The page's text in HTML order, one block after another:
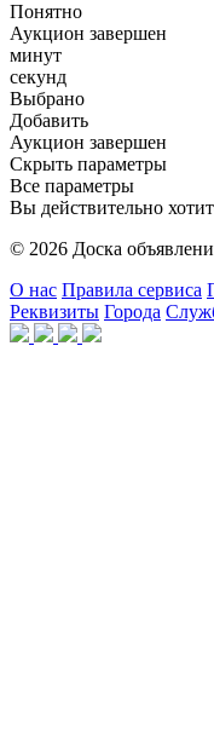
Понятно
Аукцион завершен
минут
секунд
Выбрано
Добавить
Аукцион завершен
Скрыть параметры
Все параметры
Вы действительно
© 2026 Доска
О нас Правила сервиса
Реквизиты Города